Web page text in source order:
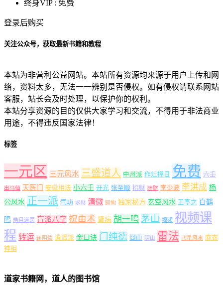
终身VIP : 免费
登录后购买
关注公众号，获取最新书籍和教程
本站为非营利公益网站。本站所有资源均来源于用户上传和网
络，资料太多，无法一一辨别是否侵权。如有侵权请联系网站
客服，站长会及时处理，以保护你的权利。
本站分享资源的目的仅供大家学习和交流，不得用于非法商业
用途，不得违反国家法律！
标签
一元区 三元风水 三盛道人 中州派 作灶择日 免费 六壬
出马仙 天医门 安徽相法 小六壬 开光 张至顺 招财 旺财 李少波 李洪成 杨
公风水 正一派 气功 求财 清微 狐仙 独家秘方 玄空风水 王亭之 白鹤
鸣 皓月道医 盲派八字 祝由术 肾病 胡一鸣 茅山 视频 视频课
程 转运 还阴债 逍遥派 金口诀 门纯德 闾山 阴山 雷法 飞星风水 麻衣
神相
道家书籍网，道人的图书馆